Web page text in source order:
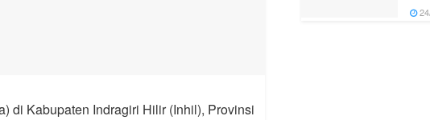
di Kabupaten Indragiri Hilir (Inhil), Provinsi